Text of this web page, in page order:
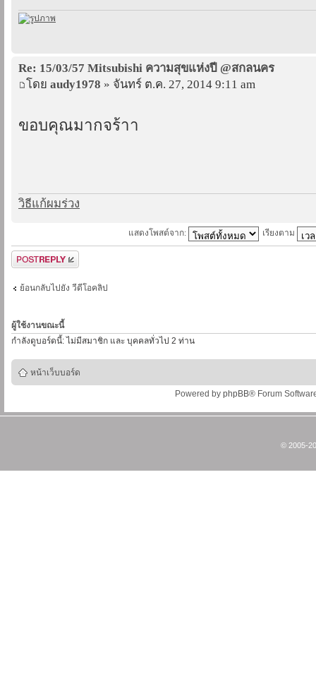
Re: 15/03/57 Mitsubishi ความสุขแห่งปี @สกลนคร
โดย audy1978 » จันทร์ ต.ค. 27, 2014 9:11 am
ขอบคุณมากจร้าา
วิธีแก้ผมร่วง
แสดงโพสต์จาก: เรียงตาม
ตอบกระทู้
ย้อนกลับไปยัง วีดีโอคลิป
ผู้ใช้งานขณะนี้
กำลังดูบอร์ดนี้: ไม่มีสมาชิก และ บุคคลทั่วไป 2 ท่าน
หน้าเว็บบอร์ด
Powered by phpBB® Forum
© 2005-